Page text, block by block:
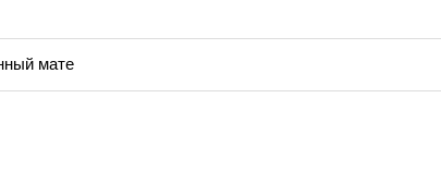
мате